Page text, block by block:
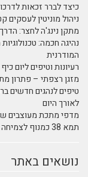
כיצד לברר זכאות
ניהול מוניטין
מתקן נינג'ה לחצר:
המודרנית
רעיונות וטיפים ליום
מזגן רצפתי – פתרון
טיפים לנהגים חדשים
לאורך היום
מדפי מתכת מעוצבים
תמא 38 כמנוף לצמיחה כלכלית
נושאים באתר